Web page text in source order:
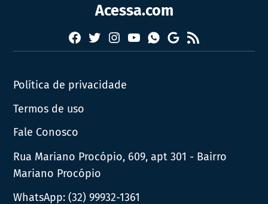
Acessa.com
Facebook
TwitterInstagram
YouTubeWhatsapp
Google
News
RSS
Política de privacidade
Termos de uso
Fale Conosco
Rua Mariano Procópio, 609, apt 301 - Bairro
Mariano Procópio
WhatsApp:(32) 99932-1361